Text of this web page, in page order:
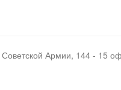
Советской Армии, 144 - 15